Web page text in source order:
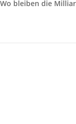
Wo bleiben die